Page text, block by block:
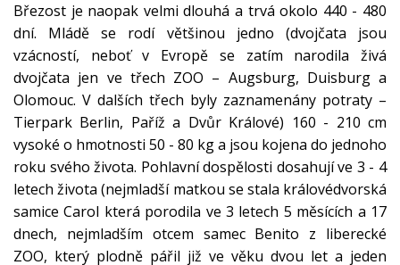
Březost je naopak velmi dlouhá a trvá okolo 440 - 480
dní. Mládě se rodí většinou jedno (dvojčata jsou
vzácností, neboť v Evropě se zatím narodila živá
dvojčata jen ve třech ZOO – Augsburg, Duisburg a
Olomouc. V dalších třech byly zaznamenány potraty –
Tierpark Berlin, Paříž a Dvůr Králové) 160 - 210 cm
vysoké o hmotnosti 50 - 80 kg a jsou kojena do jednoho
roku svého života. Pohlavní dospělosti dosahují ve 3 - 4
letech života (nejmladší matkou se stala královédvorská
samice Carol která porodila ve 3 letech 5 měsících a 17
dnech, nejmladším otcem samec Benito z liberecké
ZOO, který plodně pářil již ve věku dvou let a jeden